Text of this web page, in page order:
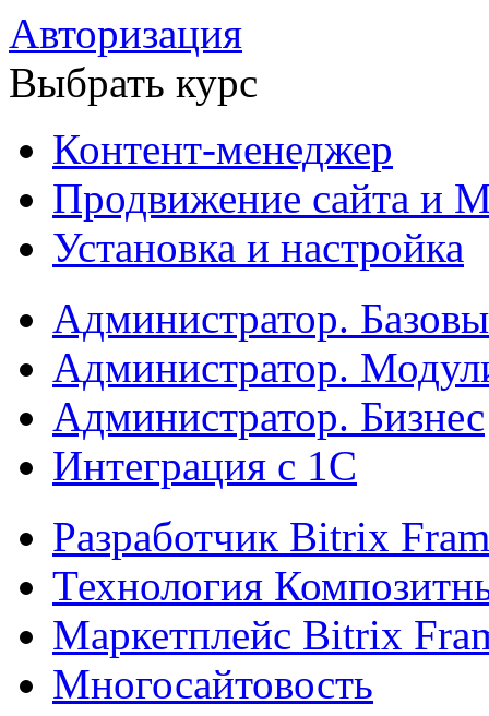
Авторизация
Выбрать курс
Контент-менеджер
Продвижение сайта и
Установка и настройка
Администратор.
Администратор.
Администратор. Бизнес
Интеграция с 1С
Разработчик Bitrix
Технология
Маркетплейс Bitrix
Многосайтовость